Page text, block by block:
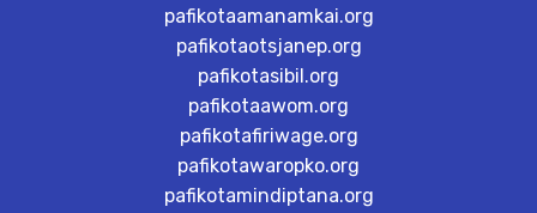
pafikotaamanamkai.org
pafikotaotsjanep.org
pafikotasibil.org
pafikotaawom.org
pafikotafiriwage.org
pafikotawaropko.org
pafikotamindiptana.org